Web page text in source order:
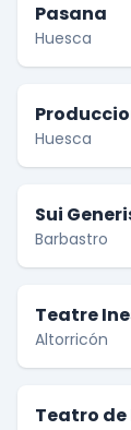
Pasana
Huesca
Huesca
Sui
Barbastro
Teatre
Altorricón
Teatro de